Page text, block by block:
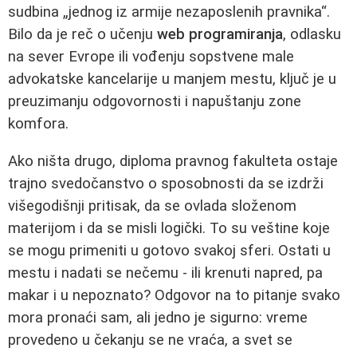
sudbina „jednog iz armije nezaposlenih pravnika“.
Bilo da je reč o učenju web programiranja, odlasku
na sever Evrope ili vođenju sopstvene male
advokatske kancelarije u manjem mestu, ključ je u
preuzimanju odgovornosti i napuštanju zone
komfora.
Ako ništa drugo, diploma pravnog fakulteta ostaje
trajno svedočanstvo o sposobnosti da se izdrži
višegodišnji pritisak, da se ovlada složenom
materijom i da se misli logički. To su veštine koje
se mogu primeniti u gotovo svakoj sferi. Ostati u
mestu i nadati se nečemu - ili krenuti napred, pa
makar i u nepoznato? Odgovor na to pitanje svako
mora pronaći sam, ali jedno je sigurno: vreme
provedeno u čekanju se ne vraća, a svet se